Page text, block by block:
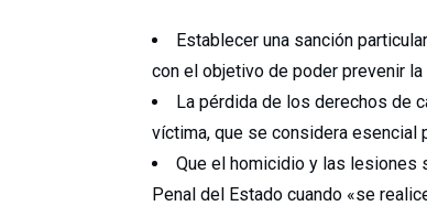
Establecer una sanción
con el objetivo de poder prevenir
La pérdida de los derechos de
víctima, que se considera esencial
Que el homicidio y las lesiones
Penal del Estado cuando «se